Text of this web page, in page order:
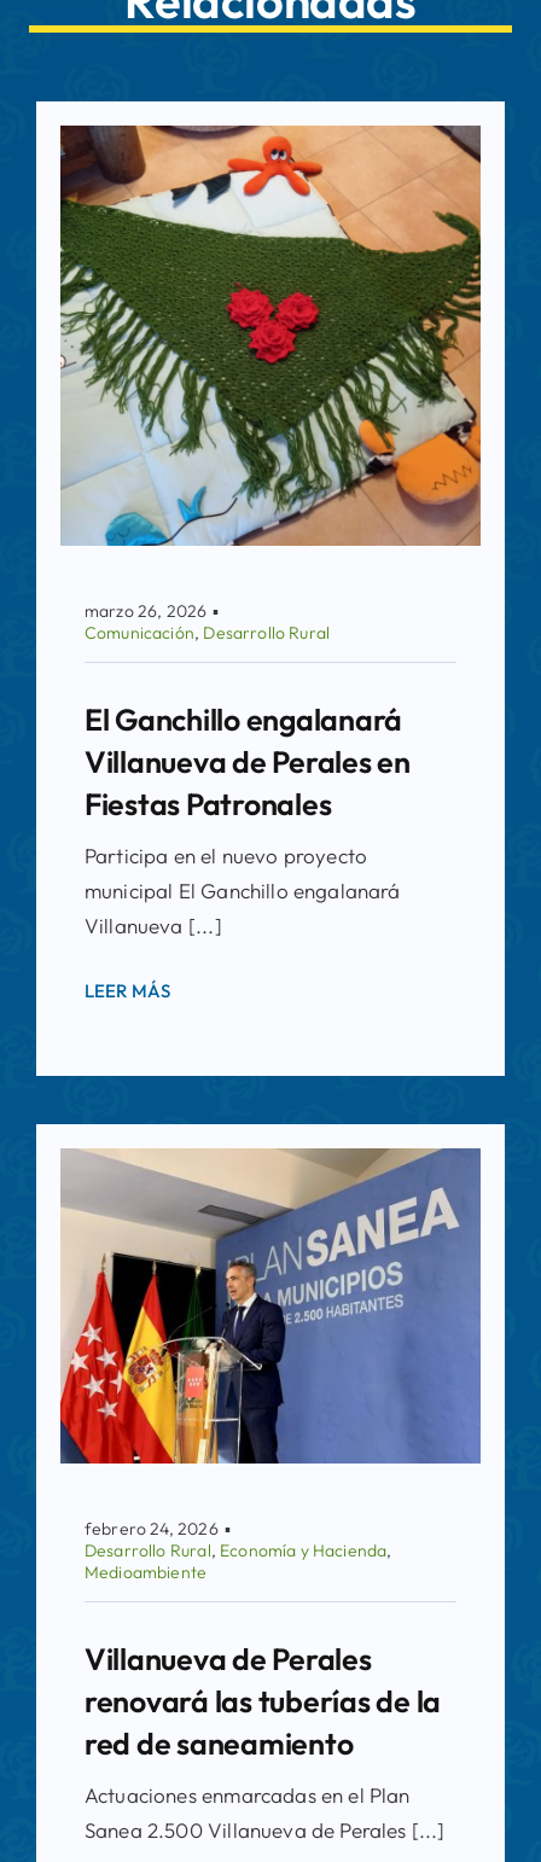
marzo 26, 2026 ▪
Comunicación, Desarrollo Rural
El Ganchillo engalanará
Villanueva de Perales en
Fiestas Patronales
Participa en el nuevo proyecto
municipal El Ganchillo engalanará
Villanueva [...]
LEER MÁS
febrero 24, 2026 ▪
Desarrollo Rural, Economía y Hacienda,
Medioambiente
Villanueva de Perales
renovará las tuberías de la
red de saneamiento
Actuaciones enmarcadas en el Plan
Sanea 2.500 Villanueva de Perales [...]